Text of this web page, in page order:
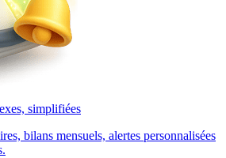
simplifiées
bilans mensuels, alertes personnalisées